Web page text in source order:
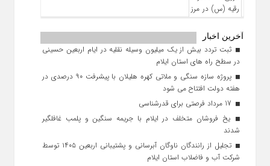
آخرین اخبار
ثبت تردد بیش از یک میلیون وسیله نقلیه در ایام اربعین حسینی
در سطح راه‌ های استان ایلام
پروژه سازه سنگی و ملاتی کهره هلیلان با پیشرفت ۹۰ درصدی در
هفته دولت افتتاح می شود
یخ‌ فروشان متخلف در ایلام با جریمه سنگین و پلمب غافلگیر
شدند
تجلیل از رانندگان ناوگان آبرسانی و پشتیبانی اربعین ۱۴۰۵ توسط
شرکت آب و فاضلاب استان ایلام